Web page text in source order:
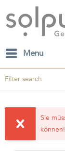
Menu
Filter search
Sie
können!